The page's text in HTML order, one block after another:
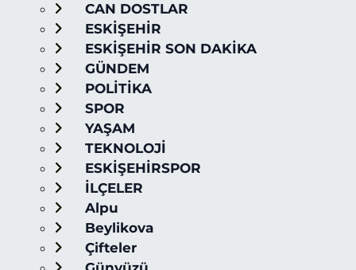
CAN DOSTLAR
ESKİŞEHİR
ESKİŞEHİR SON DAKİKA
GÜNDEM
POLİTİKA
SPOR
YAŞAM
TEKNOLOJİ
ESKİŞEHİRSPOR
İLÇELER
Alpu
Beylikova
Çifteler